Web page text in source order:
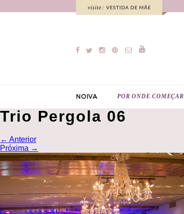
NOIVA POR ONDE COMEÇAR
Trio Pergola 06
← Anterior
Próxima →